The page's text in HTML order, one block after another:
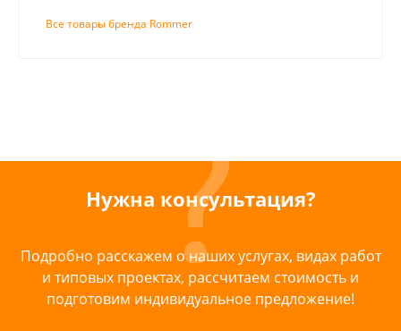
Все товары бренда Rommer
Нужна консультация?
Подробно расскажем о наших услугах, видах работ
и типовых проектах, рассчитаем стоимость и
подготовим индивидуальное предложение!